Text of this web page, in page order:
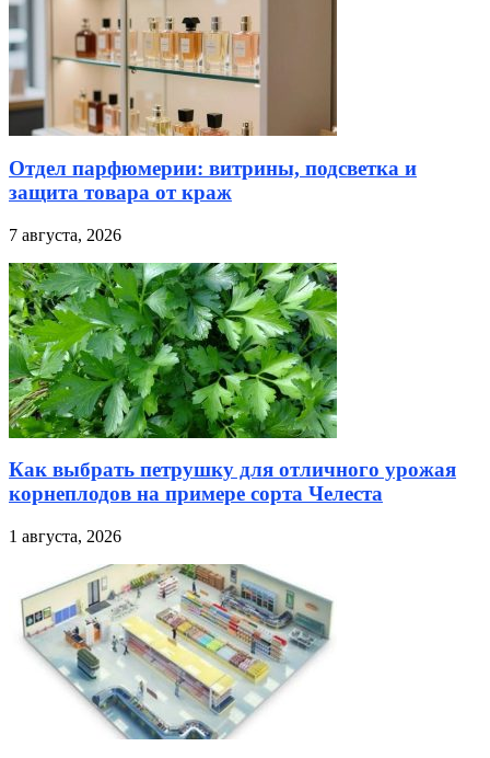
Отдел парфюмерии: витрины, подсветка и
защита товара от краж
7 августа, 2026
Как выбрать петрушку для отличного урожая
корнеплодов на примере сорта Челеста
1 августа, 2026